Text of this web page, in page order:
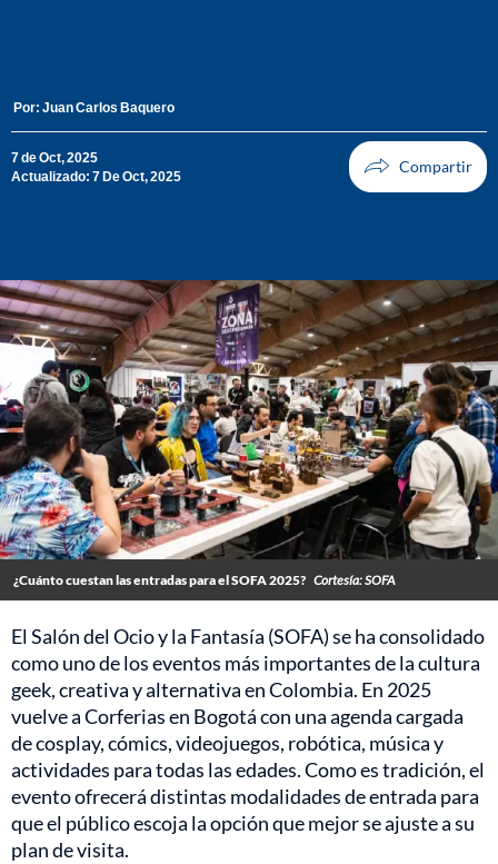
Por: Juan Carlos Baquero
7 de Oct, 2025
Actualizado: 7 De Oct, 2025
¿Cuánto cuestan las entradas para el SOFA 2025? Cortesía: SOFA
El Salón del Ocio y la Fantasía (SOFA) se ha consolidado
como uno de los eventos más importantes de la cultura
geek, creativa y alternativa en Colombia. En 2025
vuelve a Corferias en Bogotá con una agenda cargada
de cosplay, cómics, videojuegos, robótica, música y
actividades para todas las edades. Como es tradición, el
evento ofrecerá distintas modalidades de entrada para
que el público escoja la opción que mejor se ajuste a su
plan de visita.